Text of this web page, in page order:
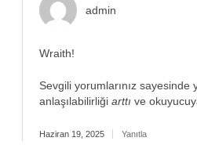
admin
Wraith!
Sevgili yorumlarınız sayesinde
anlaşılabilirliği arttı ve
Haziran 19, 2025 Yanıtla